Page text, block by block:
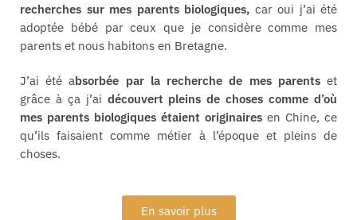
recherches sur mes parents biologiques, car oui j’ai été
adoptée bébé par ceux que je considère comme mes
parents et nous habitons en Bretagne.
J’ai été absorbée par la recherche de mes parentset
grâce à ça j’ai découvert pleins de choses comme d’où
mes parents biologiques étaient originaires en Chine, ce
qu’ils faisaient comme métier à l’époque et pleins de
choses.
En savoir plus